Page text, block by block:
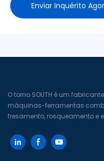
Enviar Inquérito
O torno SOUTH é um
máquinas-ferramentas
fresamento, rosqueamento e